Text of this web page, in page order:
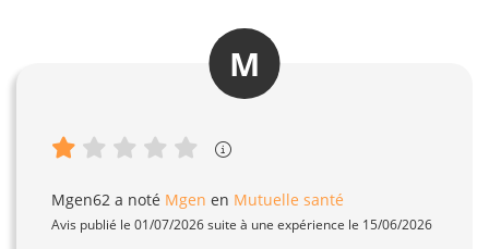
M
Mgen62 a noté Mgen en Mutuelle santé
Avis publié le 01/07/2026 suite à une expérience le 15/06/2026